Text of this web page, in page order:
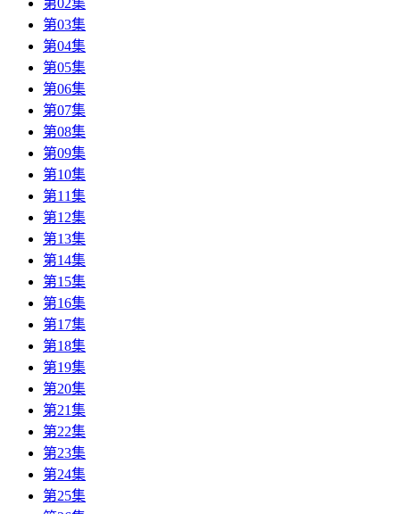
第02集
第03集
第04集
第05集
第06集
第07集
第08集
第09集
第10集
第11集
第12集
第13集
第14集
第15集
第16集
第17集
第18集
第19集
第20集
第21集
第22集
第23集
第24集
第25集